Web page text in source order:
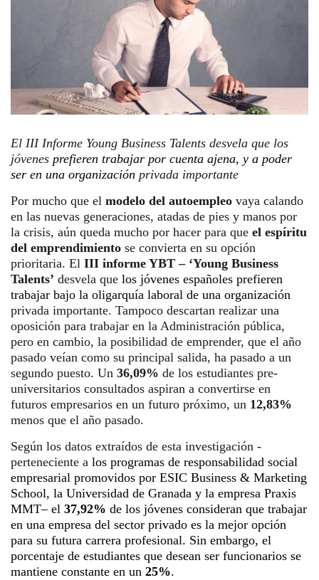
El III Informe Young Business Talents desvela que los
jóvenes prefieren trabajar por cuenta ajena, y a poder
ser en una organización privada importante
Por mucho que el modelo del autoempleo vaya calando
en las nuevas generaciones, atadas de pies y manos por
la crisis, aún queda mucho por hacer para que el espíritu
del emprendimiento se convierta en su opción
prioritaria. El III informe YBT – ‘Young Business
Talents’ desvela que los jóvenes españoles prefieren
trabajar bajo la oligarquía laboral de una organización
privada importante. Tampoco descartan realizar una
oposición para trabajar en la Administración pública,
pero en cambio, la posibilidad de emprender, que el año
pasado veían como su principal salida, ha pasado a un
segundo puesto. Un 36,09% de los estudiantes pre-
universitarios consultados aspiran a convertirse en
futuros empresarios en un futuro próximo, un 12,83%
menos que el año pasado.
Según los datos extraídos de esta investigación -
perteneciente a los programas de responsabilidad social
empresarial promovidos por ESIC Business & Marketing
School, la Universidad de Granada y la empresa Praxis
MMT– el 37,92% de los jóvenes consideran que trabajar
en una empresa del sector privado es la mejor opción
para su futura carrera profesional. Sin embargo, el
porcentaje de estudiantes que desean ser funcionarios se
mantiene constante en un 25%.